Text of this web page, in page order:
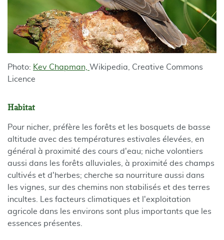
Photo: Kev Chapman, Wikipedia, Creative Commons
Licence
Habitat
Pour nicher, préfère les forêts et les bosquets de basse
altitude avec des températures estivales élevées, en
général à proximité des cours d'eau; niche volontiers
aussi dans les forêts alluviales, à proximité des champs
cultivés et d'herbes; cherche sa nourriture aussi dans
les vignes, sur des chemins non stabilisés et des terres
incultes. Les facteurs climatiques et l'exploitation
agricole dans les environs sont plus importants que les
essences présentes.